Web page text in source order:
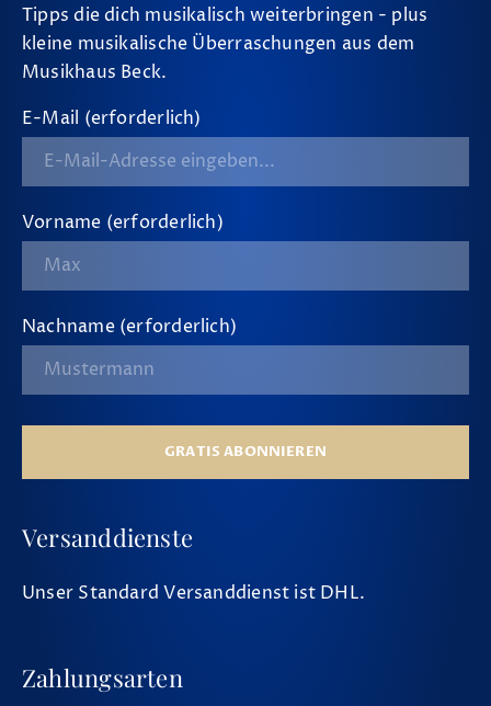
Tipps die dich musikalisch weiterbringen - plus
kleine musikalische Überraschungen aus dem
Musikhaus Beck.
E-Mail (erforderlich)
Vorname (erforderlich)
Nachname (erforderlich)
GRATIS ABONNIEREN
Versanddienste
Unser Standard Versanddienst ist DHL.
Zahlungsarten